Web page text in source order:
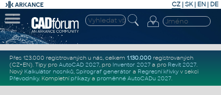
CZ | SK| EN | DE
Přes 123.000 registrovaných u nás, celkem 1.130.000registrovaných
(CZ+EN). Tipy pro AutoCAD 2027, pro Inventor 2027a pro Revit 2027.
Nový Kalkulátor nosníků, Spirograf generátor a Regresní křivkyv sekci
Převodníky. Kompletní příkazya proměnné AutoCADu 2027.